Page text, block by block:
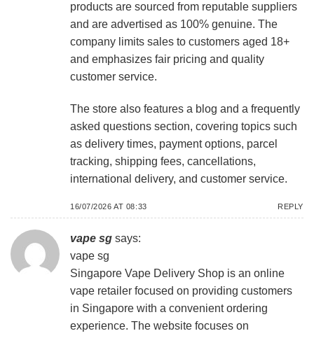
products are sourced from reputable suppliers
and are advertised as 100% genuine. The
company limits sales to customers aged 18+
and emphasizes fair pricing and quality
customer service.
The store also features a blog and a frequently
asked questions section, covering topics such
as delivery times, payment options, parcel
tracking, shipping fees, cancellations,
international delivery, and customer service.
16/07/2026 AT 08:33 REPLY
vape sg says:
vape sg
Singapore Vape Delivery Shop is an online
vape retailer focused on providing customers
in Singapore with a convenient ordering
experience. The website focuses on